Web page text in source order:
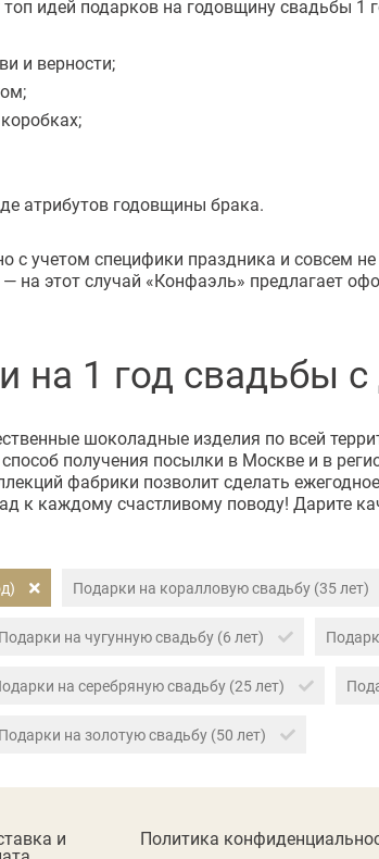
идей подарков на годовщину свадьбы 1
и верности;
атрибутов годовщины брака.
учетом специфики праздника и совсем
этот случай «Конфаэль» предлагает
1 год свадьбы
шоколадные изделия по всей
получения посылки в Москве и в
фабрики позволит сделать
к каждому счастливому поводу! Дарите
Подарки на коралловую свадьбу (35 лет)
Подарки на чугунную свадьбу (6 лет)
на серебряную свадьбу (25 лет)
Подарки на золотую свадьбу (50 лет)
и
Политика